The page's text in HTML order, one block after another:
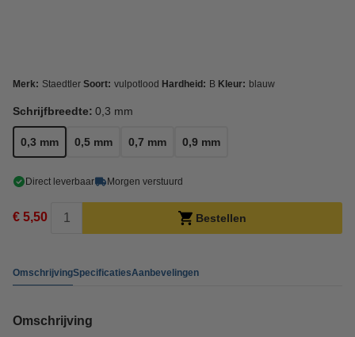
Merk: Staedtler Soort: vulpotlood Hardheid: B Kleur: blauw
Schrijfbreedte: 0,3 mm
0,3 mm 0,5 mm 0,7 mm 0,9 mm
Direct leverbaar Morgen verstuurd
€ 5,50 Bestellen
OmschrijvingSpecificatiesAanbevelingen
Omschrijving